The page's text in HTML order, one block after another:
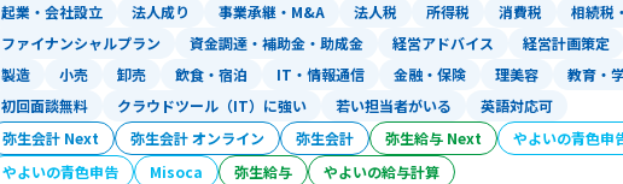
皆様の頼れるパートナーとして、事業の発展に末永
す。
起業・会社設立
法人成り 事業承継・M&A 法人税 所得税 消費税 相続税
ファイナンシャルプラン
資金調達・補助金・助成金 経営アドバイス 経営計画策定
製造 小売 卸売 飲食・宿泊 IT・情報通信 金融・保険 理美容 教育・
初回面談無料 クラウドツール（IT）に強い 若い担当者がいる 英語対応可
弥生会計 Next 弥生会計 オンライン 弥生会計 弥生給与 Next やよいの青色申
やよいの青色申告
Misoca 弥生給与 やよいの給与計算